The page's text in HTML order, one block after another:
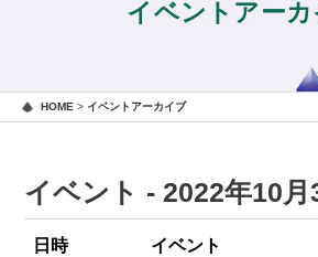
イベントアー
HOME > イベントアーカイブ
イベント - 2022年10月
日時 イベント